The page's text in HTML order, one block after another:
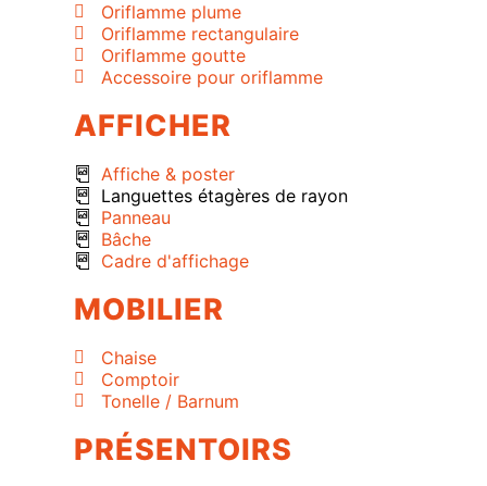
Oriflamme plume
Oriflamme rectangulaire
Oriflamme goutte
Accessoire pour oriflamme
AFFICHER
Affiche & poster
Languettes étagères de rayon
Panneau
Bâche
Cadre d'affichage
MOBILIER
Chaise
Comptoir
Tonelle / Barnum
PRÉSENTOIRS